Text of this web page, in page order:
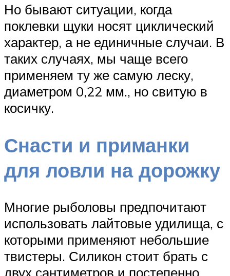
Но бывают ситуации, когда
поклевки щуки носят циклический
характер, а не единичные случаи. В
таких случаях, мы чаще всего
применяем ту же самую леску,
диаметром 0,22 мм., но свитую в
косичку.
Снасти и приманки
для ловли на дорожку
Многие рыболовы предпочитают
использовать лайтовые удилища, с
которыми применяют небольшие
твистеры. Силикон стоит брать с
двух сантиметров и постепенно